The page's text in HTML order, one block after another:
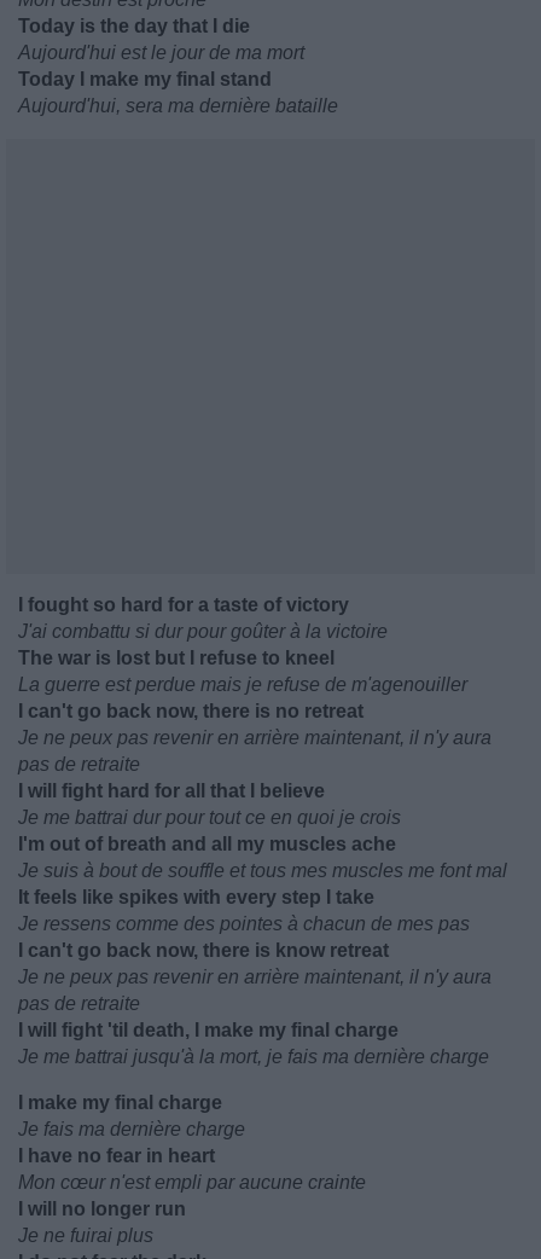
Today is the day that I die
Aujourd'hui est le jour de ma mort
Today I make my final stand
Aujourd'hui, sera ma dernière bataille
I fought so hard for a taste of victory
J'ai combattu si dur pour goûter à la victoire
The war is lost but I refuse to kneel
La guerre est perdue mais je refuse de m'agenouiller
I can't go back now, there is no retreat
Je ne peux pas revenir en arrière maintenant, il n'y aura
pas de retraite
I will fight hard for all that I believe
Je me battrai dur pour tout ce en quoi je crois
I'm out of breath and all my muscles ache
Je suis à bout de souffle et tous mes muscles me font mal
It feels like spikes with every step I take
Je ressens comme des pointes à chacun de mes pas
I can't go back now, there is know retreat
Je ne peux pas revenir en arrière maintenant, il n'y aura
pas de retraite
I will fight 'til death, I make my final charge
Je me battrai jusqu'à la mort, je fais ma dernière charge
I make my final charge
Je fais ma dernière charge
I have no fear in heart
Mon cœur n'est empli par aucune crainte
I will no longer run
Je ne fuirai plus